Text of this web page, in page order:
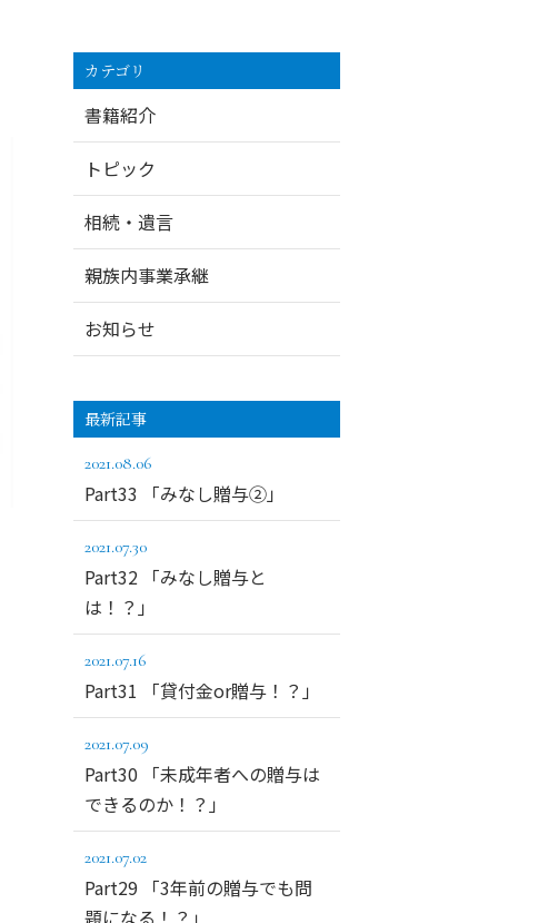
カテゴリ
書籍紹介
トピック
相続・遺言
親族内事業承継
お知らせ
最新記事
2021.08.06
Part33 「みなし贈与②」
2021.07.30
Part32 「みなし贈与と
は！？」
2021.07.16
Part31 「貸付金or贈与！？」
2021.07.09
Part30 「未成年者への贈与は
できるのか！？」
2021.07.02
Part29 「3年前の贈与でも問
題になる！？」